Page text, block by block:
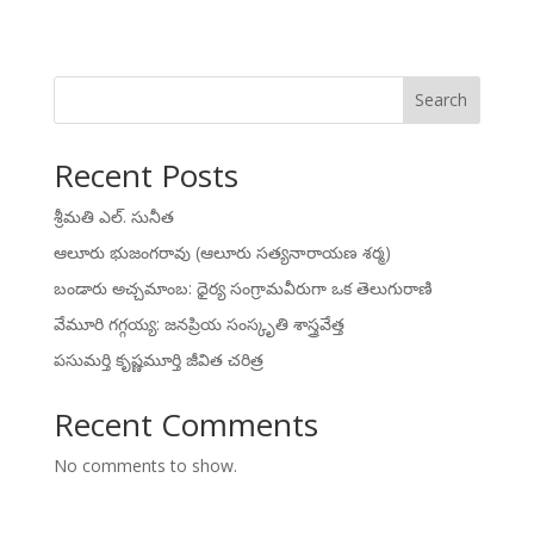
Search
Recent Posts
శ్రీమతి ఎల్. సునీత
ఆలూరు భుజంగరావు (ఆలూరు సత్యనారాయణ శర్మ)
బండారు అచ్చమాంబ: ధైర్య సంగ్రామవీరుగా ఒక తెలుగురాణి
వేమూరి గగ్గయ్య: జనప్రియ సంస్కృతి శాస్త్రవేత్త
పసుమర్తి కృష్ణమూర్తి జీవిత చరిత్ర
Recent Comments
No comments to show.